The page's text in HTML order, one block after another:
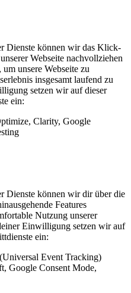
Dienste können wir das Klick-
Webseite nachvollziehen
unsere Webseite zu
insgesamt laufend zu
setzen wir auf dieser
ein:
Clarity, Google
Dienste können wir dir über die
Features
Nutzung unserer
Einwilligung setzen wir auf
ein:
Event Tracking)
Google Consent Mode,